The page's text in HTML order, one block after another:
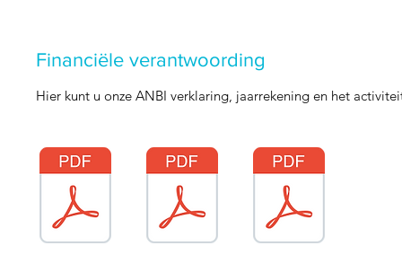
Financiële verantwoording
Hier kunt u onze ANBI verklaring, jaarrekening en het